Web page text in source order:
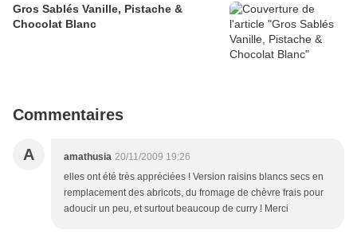
Gros Sablés Vanille, Pistache &
Chocolat Blanc
Commentaires
A amathusia 20/11/2009 19:26
elles ont été très appréciées ! Version raisins blancs secs en
remplacement des abricots, du fromage de chèvre frais pour
adoucir un peu, et surtout beaucoup de curry ! Merci